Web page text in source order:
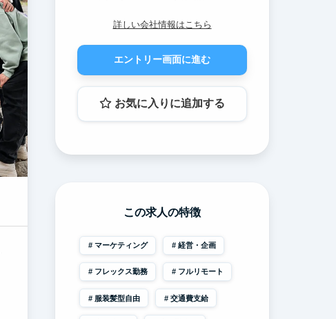
詳しい会社情報はこちら
エントリー画面に進む
お気に入りに追加する
この求人の特徴
マーケティング 経営・企画
フレックス勤務 フルリモート
服装髪型自由 交通費支給